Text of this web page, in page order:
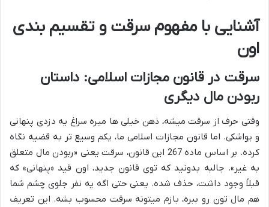
آشنایی با مفهوم سرقت و تقسیم بندی
اون
سرقت در قانون مجازات اسلامی: داستان
ربودن مال دیگری
وقتی حرف از سرقت میشه، ذهن خیلی ها میره سراغ یه دزدی پنهانی
و یواشکی. اما قانون مجازات اسلامی ما، یکم وسیع تر به قضیه نگاه
کرده. بر اساس ماده 267 این قانون، سرقت یعنی «ربودن مال متعلق
به غیر». جالبه بدونید که توی قانون جدید، اون قید «پنهانی» که
قبلاً وجود داشت، حذف شده. یعنی حتی اگه یه نفر جلوی چشم شما
هم مال تون رو ببره، بازم میتونه سرقت محسوب بشه. این تعریف